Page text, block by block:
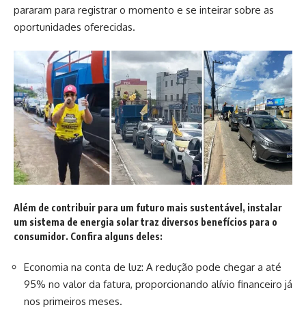
pararam para registrar o momento e se inteirar sobre as
oportunidades oferecidas.
Além de contribuir para um futuro mais sustentável, instalar
um sistema de energia solar traz diversos benefícios para o
consumidor. Confira alguns deles:
Economia na conta de luz: A redução pode chegar a até
95% no valor da fatura, proporcionando alívio financeiro já
nos primeiros meses.